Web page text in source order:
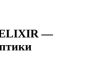
ELIXIR —